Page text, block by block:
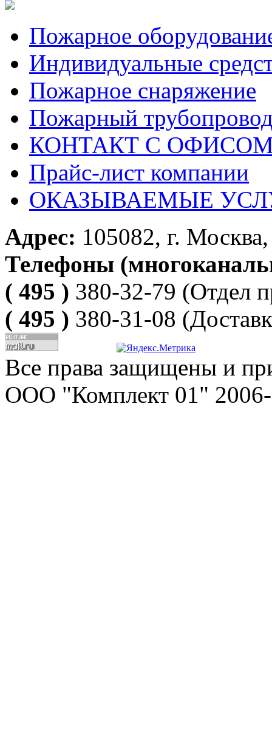
Пожарное
Индивидуальные
Пожарное снаряжение
Пожарный
КОНТАКТ С ОФИСОМ
Прайс-лист компании
ОКАЗЫВАЕМЫЕ
Адрес: 105082, г.
Телефоны
( 495 ) 380-32-79 (Отдел
( 495 ) 380-31-08
Все права защищены и
ООО "Комплект 01" 2006-